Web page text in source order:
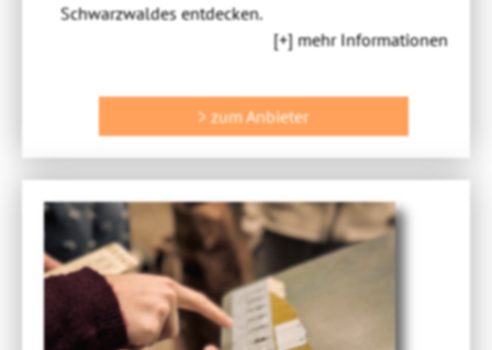
Schwarzwaldes entdecken.
[+] mehr Informationen
> zum Anbieter